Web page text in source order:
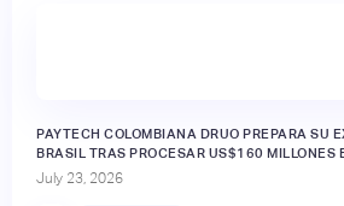
PAYTECH COLOMBIANA DRUO PREPARA SU
BRASIL TRAS PROCESAR US$160 MILLONES
July 23, 2026